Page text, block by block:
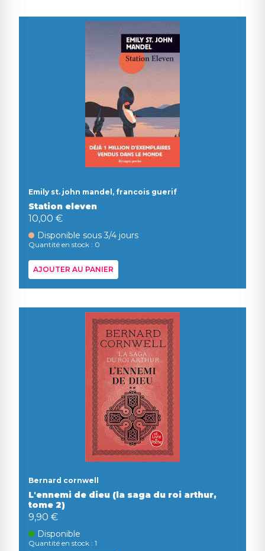
Emily st. john mandel, francois guerif
Station eleven
10,00 €
Disponible sous 3/4 jours
Quantité en stock : 0
AJOUTER AU PANIER
Bernard cornwell
L'ennemi de dieu (la saga du roi arthur,
tome 2)
9,90 €
Disponible
Quantité en stock : 1